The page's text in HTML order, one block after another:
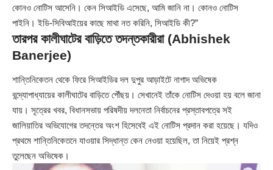
কোনও নোটিস আসেনি। কেন সিআইডি এসেছে, আমি জানি না। কোনও নোটিস
পাইনি। ইডি-সিবিআইয়ের কাছে মাথা নত করিনি, সিআইডি কী?”
তারপর কালীঘাটের বাড়িতে তদন্তকারীরা (Abhishek
Banerjee)
শান্তিনিকেতন থেকে ফিরে সিআইডির দল দুপুর আড়াইটে নাগাদ অভিষেক
বন্দ্যোপাধ্যায়ের কালীঘাটের বাড়িতে পৌঁছয়। সেখানেই তাঁকে নোটিস দেওয়া হয় বলে জানা
যায়। সূত্রের খবর, বিধানসভায় পরিষদীয় দলনেতা নির্বাচনের প্রস্তাবপত্রে সই
জালিয়াতির অভিযোগের তদন্তের অংশ হিসেবেই এই নোটিস প্রদান করা হয়েছে। যদিও
প্রথমে শান্তিনিকেতনে যাওয়ার সিদ্ধান্ত কেন নেওয়া হয়েছিল, তা নিয়েই প্রশ্ন
তুলেছেন অভিষেক।